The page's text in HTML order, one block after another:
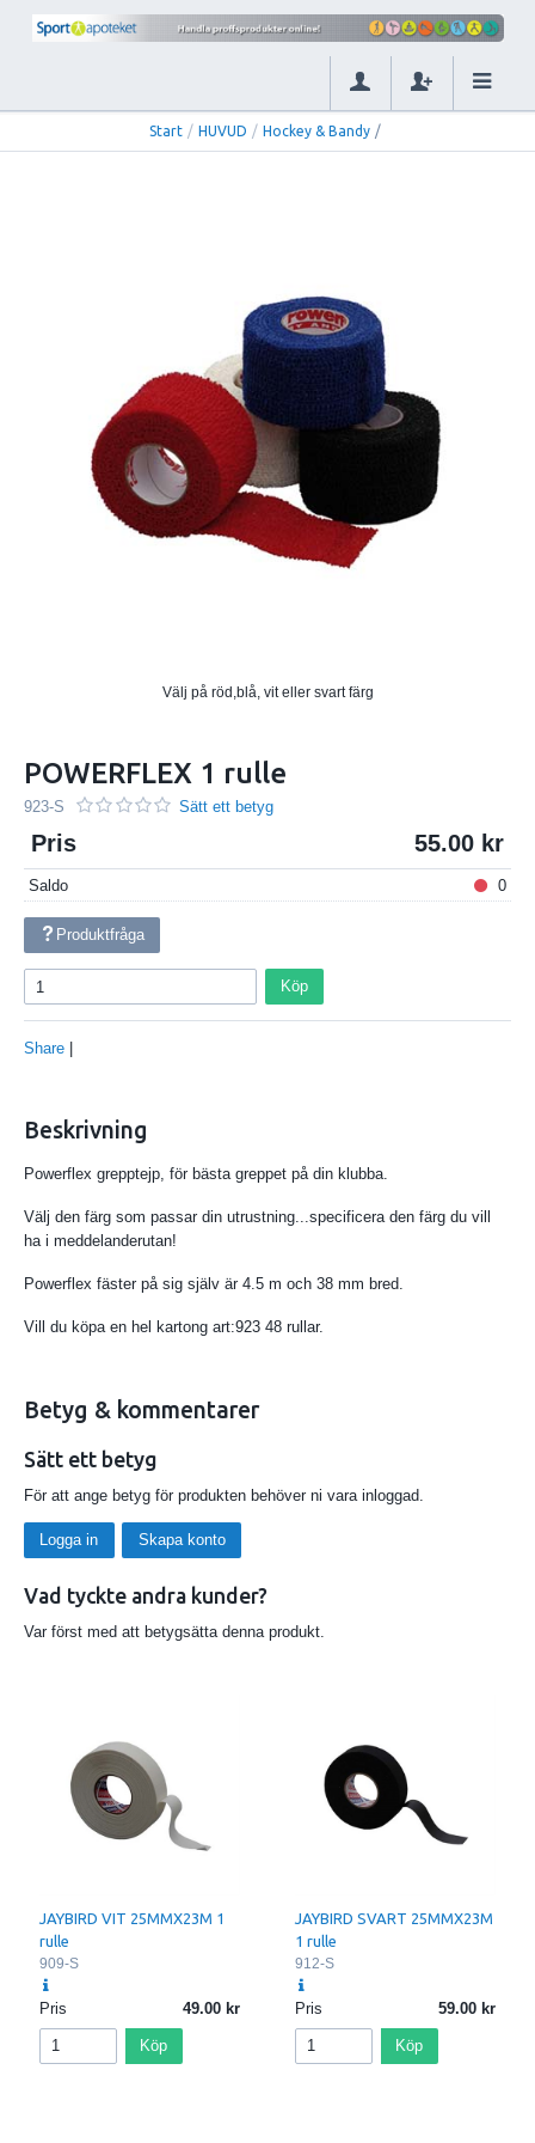
Start / HUVUD / Hockey & Bandy /
Välj på röd,blå, vit eller svart färg
POWERFLEX 1 rulle
923-S Sätt ett betyg
Pris 55.00
Saldo 0
Produktfråga
Köp
Share
Beskrivning
Powerflex grepptejp, för bästa greppet på din klubba.
Välj den färg som passar din utrustning...specificera den färg du vill
ha i meddelanderutan!
Powerflex fäster på sig själv är 4.5 m och 38 mm bred.
Vill du köpa en hel kartong art:923 48 rullar.
Betyg & kommentarer
Sätt ett betyg
För att ange betyg för produkten behöver ni vara inloggad.
Logga in Skapa konto
Vad tyckte andra kunder?
Var först med att betygsätta denna produkt.
JAYBIRD VIT 25MMX23M 1
rulle
909-S
Pris 49.00
Köp
JAYBIRD SVART 25MMX23M
1 rulle
912-S
Pris 59.00
Köp